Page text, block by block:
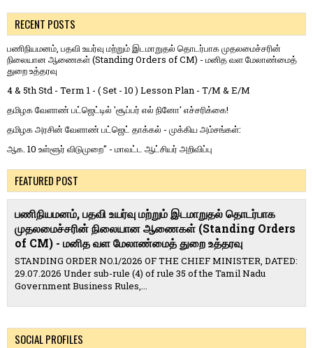
RECENT POSTS
பணிநியமனம், பதவி உயர்வு மற்றும் இடமாறுதல் தொடர்பாக முதலமைச்சரின்
நிலையான ஆணைகள் (Standing Orders of CM) - மனித வள மேலாண்மைத்
துறை உத்தரவு
4 & 5th Std - Term 1 - ( Set - 10 ) Lesson Plan - T/M & E/M
தமிழக வேளாண் பட்ஜெட்டில் 'சூப்பர் எல் நினோ' எச்சரிக்கை!
தமிழக அரசின் வேளாண் பட்ஜெட் தாக்கல் - முக்கிய அம்சங்கள்:
ஆக. 10 உள்ளூர் விடுமுறை" - மாவட்ட ஆட்சியர் அறிவிப்பு
FEATURED POST
பணிநியமனம், பதவி உயர்வு மற்றும் இடமாறுதல் தொடர்பாக
முதலமைச்சரின் நிலையான ஆணைகள் (Standing Orders
of CM) - மனித வள மேலாண்மைத் துறை உத்தரவு
STANDING ORDER NO.1/2026 OF THE CHIEF MINISTER, DATED:
29.07.2026 Under sub-rule (4) of rule 35 of the Tamil Nadu
Government Business Rules,...
SOCIAL PROFILES